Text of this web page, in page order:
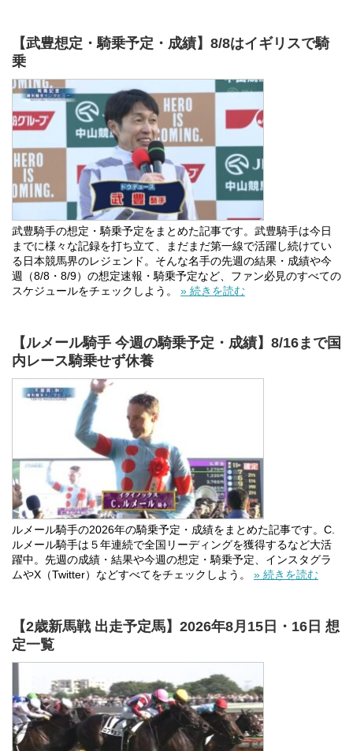
【武豊想定・騎乗予定・成績】8/8はイギリスで騎
乗
武豊騎手の想定・騎乗予定をまとめた記事です。武豊騎手は今日
までに様々な記録を打ち立て、まだまだ第一線で活躍し続けてい
る日本競馬界のレジェンド。そんな名手の先週の結果・成績や今
週（8/8・8/9）の想定速報・騎乗予定など、ファン必見のすべての
スケジュールをチェックしよう。 » 続きを読む
【ルメール騎手 今週の騎乗予定・成績】8/16まで国
内レース騎乗せず休養
ルメール騎手の2026年の騎乗予定・成績をまとめた記事です。C.
ルメール騎手は５年連続で全国リーディングを獲得するなど大活
躍中。先週の成績・結果や今週の想定・騎乗予定、インスタグラ
ムやX（Twitter）などすべてをチェックしよう。 » 続きを読む
【2歳新馬戦 出走予定馬】2026年8月15日・16日 想
定一覧